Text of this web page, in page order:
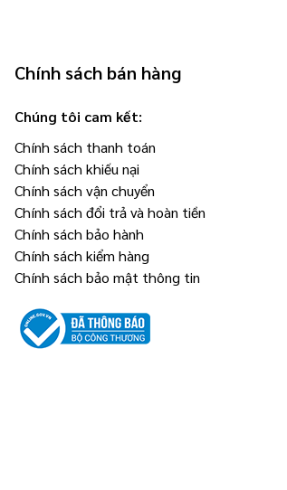
Chính sách bán hàng
Chúng tôi cam kết:
Chính sách thanh toán
Chính sách khiếu nại
Chính sách vận chuyển
Chính sách đổi trả và hoàn tiền
Chính sách bảo hành
Chính sách kiểm hàng
Chính sách bảo mật thông tin